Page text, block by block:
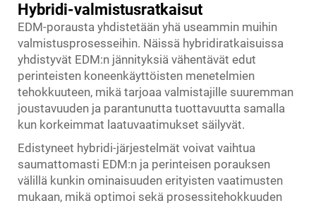
Hybridi-valmistusratkaisut
EDM-porausta yhdistetään yhä useammin muihin
valmistusprosesseihin. Näissä hybridiratkaisuissa
yhdistyvät EDM:n jännityksiä vähentävät edut
perinteisten koneenkäyttöisten menetelmien
tehokkuuteen, mikä tarjoaa valmistajille suuremman
joustavuuden ja parantunutta tuottavuutta samalla
kun korkeimmat laatuvaatimukset säilyvät.
Edistyneet hybridi-järjestelmät voivat vaihtua
saumattomasti EDM:n ja perinteisen porauksen
välillä kunkin ominaisuuden erityisten vaatimusten
mukaan, mikä optimoi sekä prosessitehokkuuden